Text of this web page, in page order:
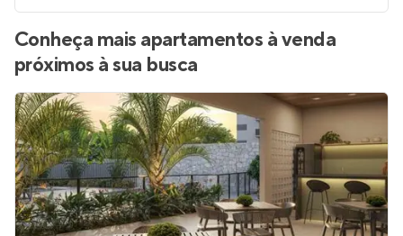
Conheça mais apartamentos à venda
próximos à sua busca